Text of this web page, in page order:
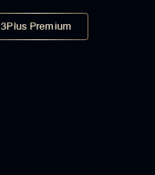
3Plus Premium